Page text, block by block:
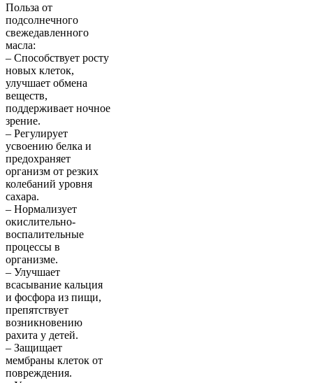
Польза от
подсолнечного
свежедавленного
масла:
– Способствует росту
новых клеток,
улучшает обмена
веществ,
поддерживает ночное
зрение.
– Регулирует
усвоению белка и
предохраняет
организм от резких
колебаний уровня
сахара.
– Нормализует
окислительно-
воспалительные
процессы в
организме.
– Улучшает
всасывание кальция
и фосфора из пищи,
препятствует
возникновению
рахита у детей.
– Защищает
мембраны клеток от
повреждения.